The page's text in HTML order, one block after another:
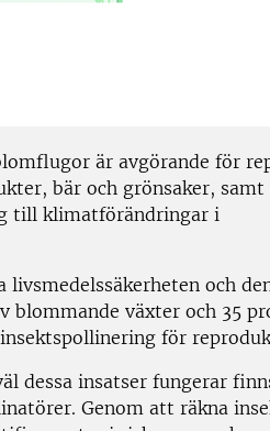
är avgörande för
bär och grönsaker,
till klimatförändringar i
och
blommande växter och 35
för
dessa insatser fungerar
Genom att räkna